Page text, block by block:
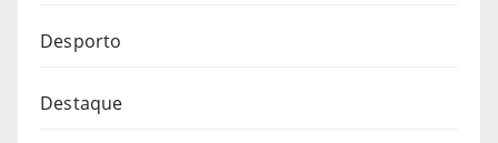
Desporto
Destaque